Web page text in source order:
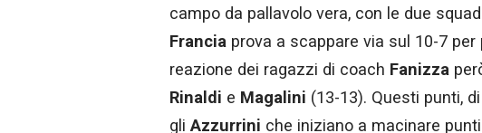
campo da pallavolo vera, con le due
Francia prova a scappare via sul 10-7
reazione dei ragazzi di coach Fanizza
Rinaldi e Magalini (13-13). Questi punti,
gli Azzurrini che iniziano a macinare